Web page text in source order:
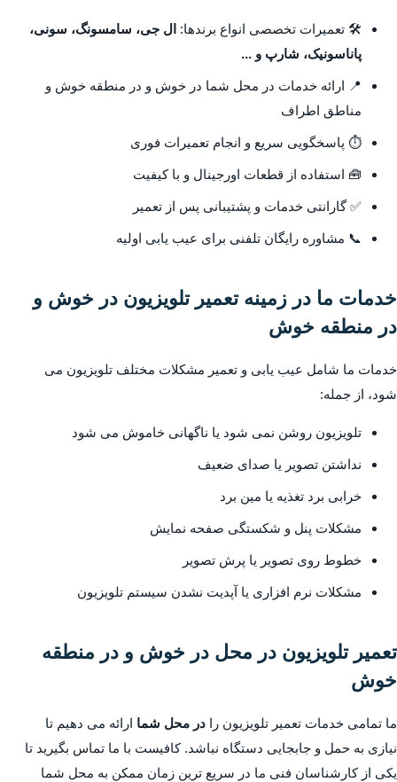
🛠️ تعمیرات تخصصی انواع برندها: ال جی، سامسونگ، سونی،
پاناسونیک، شارپ و ...
📍 ارائه خدمات در محل شما در خوش و در منطقه خوش و
مناطق اطراف
⏱️ پاسخگویی سریع و انجام تعمیرات فوری
🧰 استفاده از قطعات اورجینال و با کیفیت
✅ گارانتی خدمات و پشتیبانی پس از تعمیر
📞 مشاوره رایگان تلفنی برای عیب یابی اولیه
خدمات ما در زمینه تعمیر تلویزیون در خوش و
در منطقه خوش
خدمات ما شامل عیب یابی و تعمیر مشکلات مختلف تلویزیون می
شود، از جمله:
تلویزیون روشن نمی شود یا ناگهانی خاموش می شود
نداشتن تصویر یا صدای ضعیف
خرابی برد تغذیه یا مین برد
مشکلات پنل و شکستگی صفحه نمایش
خطوط روی تصویر یا پرش تصویر
مشکلات نرم افزاری یا آپدیت نشدن سیستم تلویزیون
تعمیر تلویزیون در محل در خوش و در منطقه
خوش
ما تمامی خدمات تعمیر تلویزیون را در محل شما ارائه می دهیم تا
نیازی به حمل و جابجایی دستگاه نباشد. کافیست با ما تماس بگیرید تا
یکی از کارشناسان فنی ما در سریع ترین زمان ممکن به محل شما